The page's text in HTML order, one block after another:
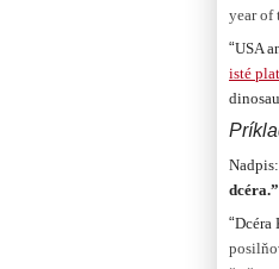
year of
“USA
isté
Nadpis:
dcéra.”
“Dcéra